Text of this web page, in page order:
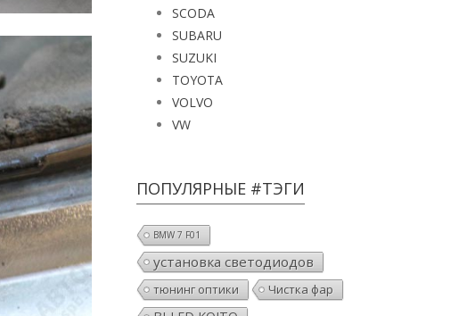
SCODA
SUBARU
SUZUKI
TOYOTA
VOLVO
VW
ПОПУЛЯРНЫЕ #ТЭГИ
BMW 7 F01
установка светодиодов
тюнинг оптики Чистка фар